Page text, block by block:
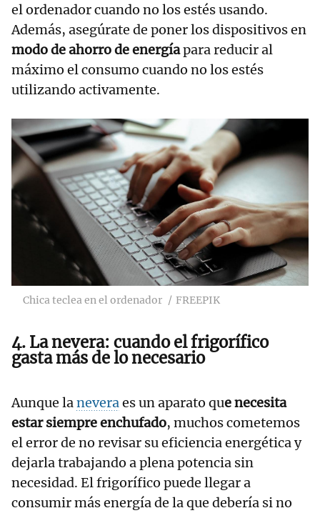
el ordenador cuando no los estés usando.
Además, asegúrate de poner los dispositivos en
modo de ahorro de energíapara reducir al
máximo el consumo cuando no los estés
utilizando activamente.
Chica teclea en el ordenador FREEPIK
4. La nevera: cuando el frigorífico
gasta más de lo necesario
Aunque laneveraes un aparato que necesita
estar siempre enchufado, muchos cometemos
el error de no revisar su eficiencia energética y
dejarla trabajando a plena potencia sin
necesidad. El frigorífico puede llegar a
consumir más energía de la que debería si no